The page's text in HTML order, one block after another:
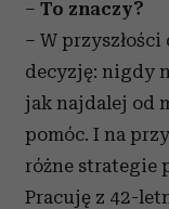
– To znaczy?
– W
decyzję: nigdy
jak najdalej od
pomóc. I na
różne strategie
Pracuję z 42-